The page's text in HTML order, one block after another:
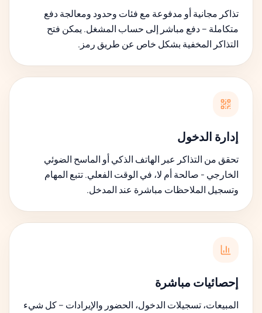
تذاكر مجانية أو مدفوعة مع فئات وحدود ومعالجة دفع
متكاملة – دفع مباشر إلى حساب المشغل. يمكن فتح
التذاكر المخفية بشكل خاص عن طريق رمز.
إدارة الدخول
تحقق من التذاكر عبر الهاتف الذكي أو الماسح الضوئي
الخارجي - صالحة أم لا، في الوقت الفعلي. تتبع المهام
وتسجيل الملاحظات مباشرة عند المدخل.
إحصائيات مباشرة
المبيعات، تسجيلات الدخول، الحضور والإيرادات – كل شيء